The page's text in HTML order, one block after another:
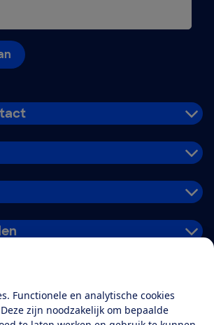
Functionele en analytische cookies
zijn noodzakelijk om bepaalde